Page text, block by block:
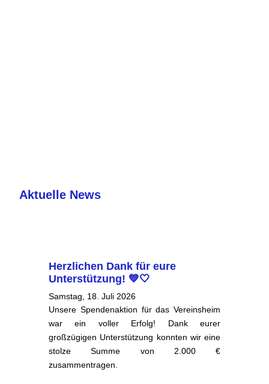
Aktuelle News
Herzlichen Dank für eure
Unterstützung! 💙🤍
Samstag, 18. Juli 2026
Unsere Spendenaktion für das Vereinsheim
war ein voller Erfolg! Dank eurer
großzügigen Unterstützung konnten wir eine
stolze Summe von 2.000 €
zusammentragen.